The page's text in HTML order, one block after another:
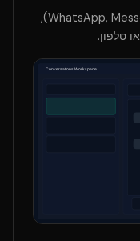
סנן לפי ערוץ (WhatsApp, Messenger, Telegram, Email),
טלפון.